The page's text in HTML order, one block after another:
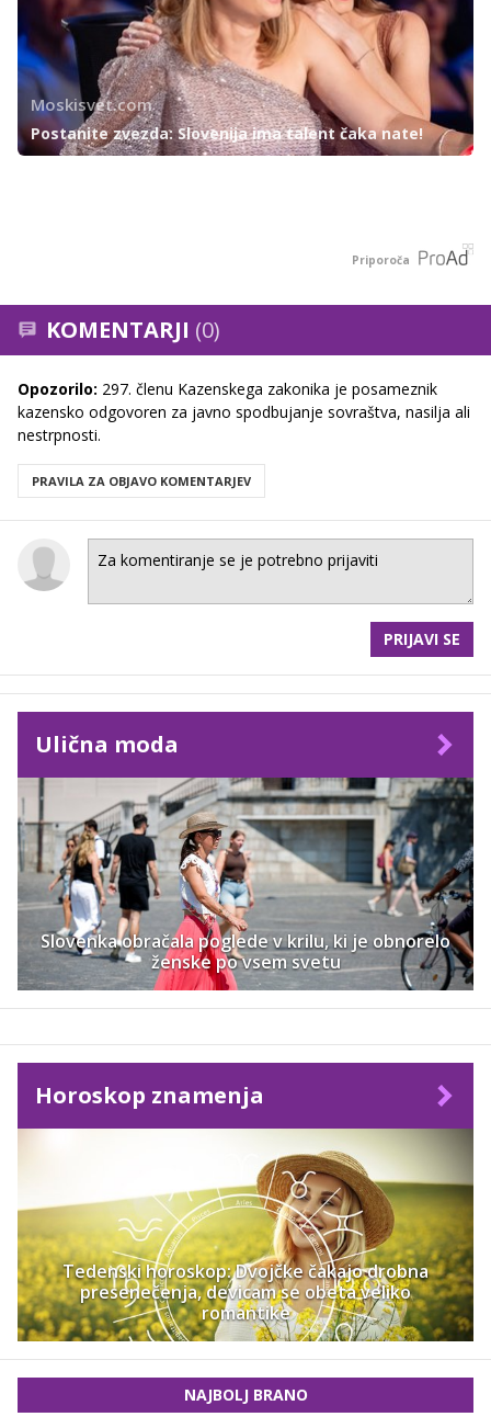
Moskisvet.com
Postanite zvezda: Slovenija ima talent čaka nate!
Priporoča
KOMENTARJI (0)
Opozorilo: 297. členu Kazenskega zakonika je posameznik
kazensko odgovoren za javno spodbujanje sovraštva, nasilja ali
nestrpnosti.
PRAVILA ZA OBJAVO KOMENTARJEV
PRIJAVI SE
Ulična moda
Slovenka obračala poglede v krilu, ki je obnorelo
ženske po vsem svetu
Horoskop znamenja
Tedenski horoskop: Dvojčke čakajo drobna
presenečenja, devicam se obeta veliko
romantike
NAJBOLJ BRANO